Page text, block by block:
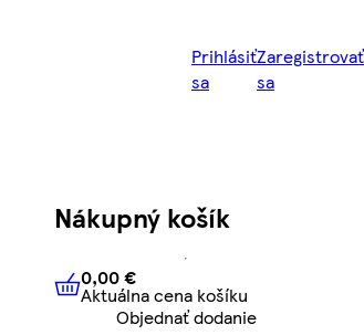
Prihlásiť
sa
Zaregistrovať
sa
Nákupný košík
0,00 € Aktuálna cena košíku
0,00 €
Aktuálna cena košíku
Objednať dodanie